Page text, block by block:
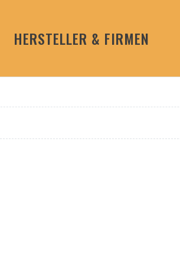
HERSTELLER & FIRMEN